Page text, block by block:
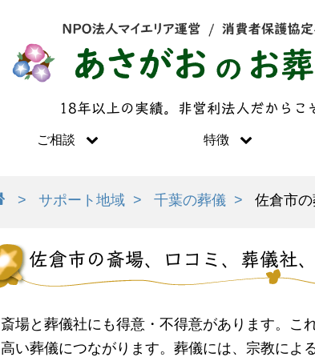
18年以上の実績。非営利法人だからこ
ご相談 特徴
サポート地域 千葉の葬儀 佐倉市
佐倉市の斎場、口コミ、葬儀社
斎場と葬儀社にも得意・不得意があります。こ
高い葬儀につながります。葬儀には、宗教によ